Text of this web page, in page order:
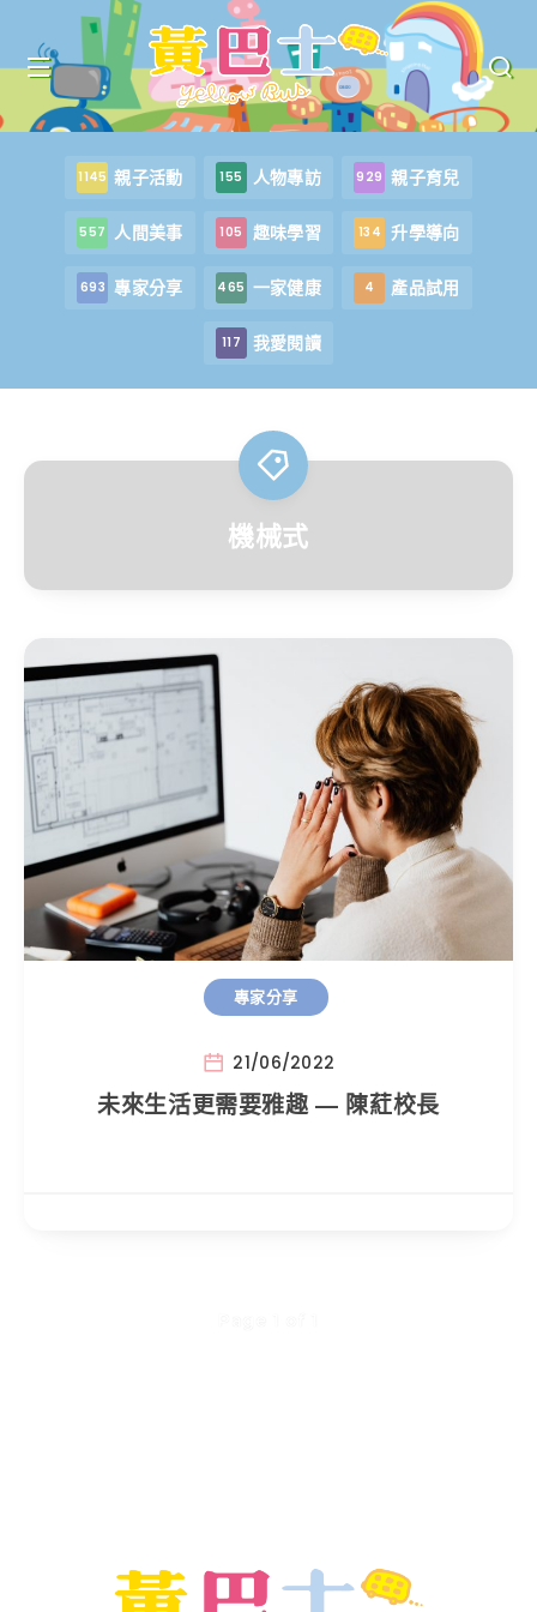
1145 親子活動 155 人物專訪 929 親子育兒
557 人間美事 105 趣味學習 134 升學導向
693 專家分享 465 一家健康 4 產品試用
117 我愛閱讀
機械式
專家分享
21/06/2022
未來生活更需要雅趣 — 陳葒校長